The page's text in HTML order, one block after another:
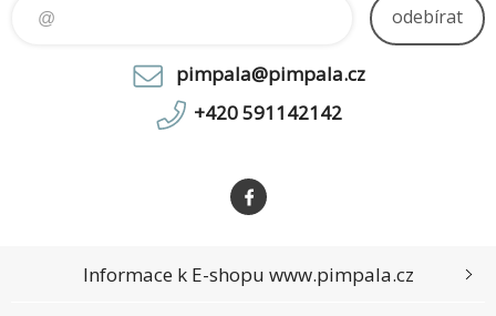
odebírat
pimpala@pimpala.cz
+420 591142142
Informace k E-shopu www.pimpala.cz